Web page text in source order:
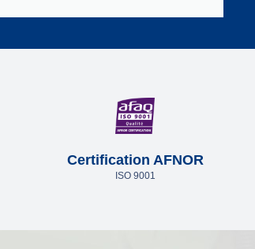
Certification AFNOR
ISO 9001